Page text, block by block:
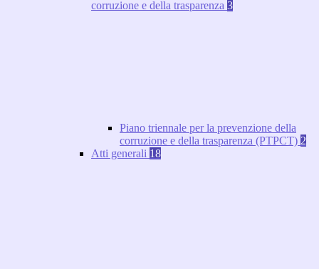
corruzione e della trasparenza 3
Piano triennale per la prevenzione della
corruzione e della trasparenza (PTPCT) 2
Atti generali 18